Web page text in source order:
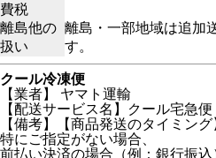
費税
離島他の
扱い
離島・一部地域は追加
す。
クール冷凍便
【業者】 ヤマト運輸
【配送サービス名】クール宅急便
【備考】【商品発送のタイミング
特にご指定がない場合、
前払い決済の場合（例：銀行振